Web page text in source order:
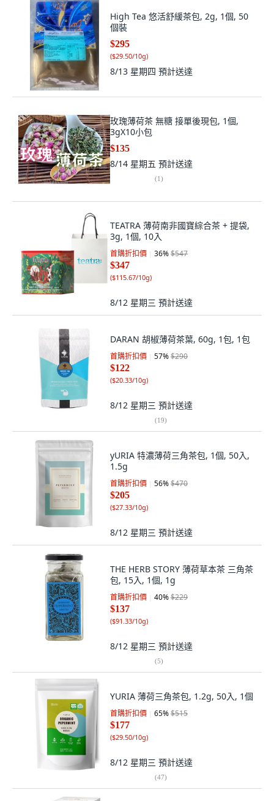
High Tea 悠活舒緩茶包, 2g, 1個, 50
個裝
$295
($29.50/10g)
8/13 星期四 預計送達
玫瑰薄荷茶 無糖 接單後現包, 1個,
3gX10小包
$135
8/14 星期五 預計送達
(1)
TEATRA 薄荷南非國寶綜合茶 + 提袋,
3g, 1個, 10入
首購折扣價 36%$547
$347
($115.67/10g)
8/12 星期三 預計送達
DARAN 胡椒薄荷茶葉, 60g, 1包, 1包
首購折扣價 57%$290
$122
($20.33/10g)
8/12 星期三 預計送達
(19)
yURIA 特濃薄荷三角茶包, 1個, 50入,
1.5g
首購折扣價 56%$470
$205
($27.33/10g)
8/12 星期三 預計送達
THE HERB STORY 薄荷草本茶 三角茶
包, 15入, 1個, 1g
首購折扣價 40%$229
$137
($91.33/10g)
8/12 星期三 預計送達
(5)
YURIA 薄荷三角茶包, 1.2g, 50入, 1個
首購折扣價 65%$515
$177
($29.50/10g)
8/12 星期三 預計送達
(47)